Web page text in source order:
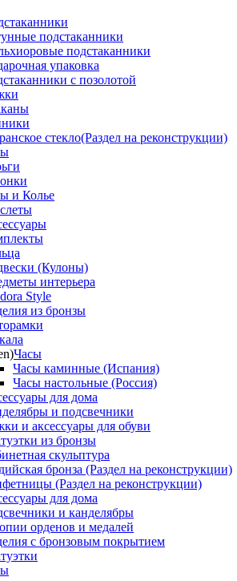
подстаканники
подстаканники
упаковка
с позолотой
стекло(Раздел на реконструкции)
и Колье
(Кулоны)
интерьера
Style
из бронзы
Часы
Часы каминные (Испания)
Часы настольные (Россия)
для дома
и подсвечники
и аксессуары для обуви
из бронзы
скульптура
бронза (Раздел на реконструкции)
(Раздел на реконструкции)
для дома
и канделябры
орденов и медалей
с бронзовым покрытием